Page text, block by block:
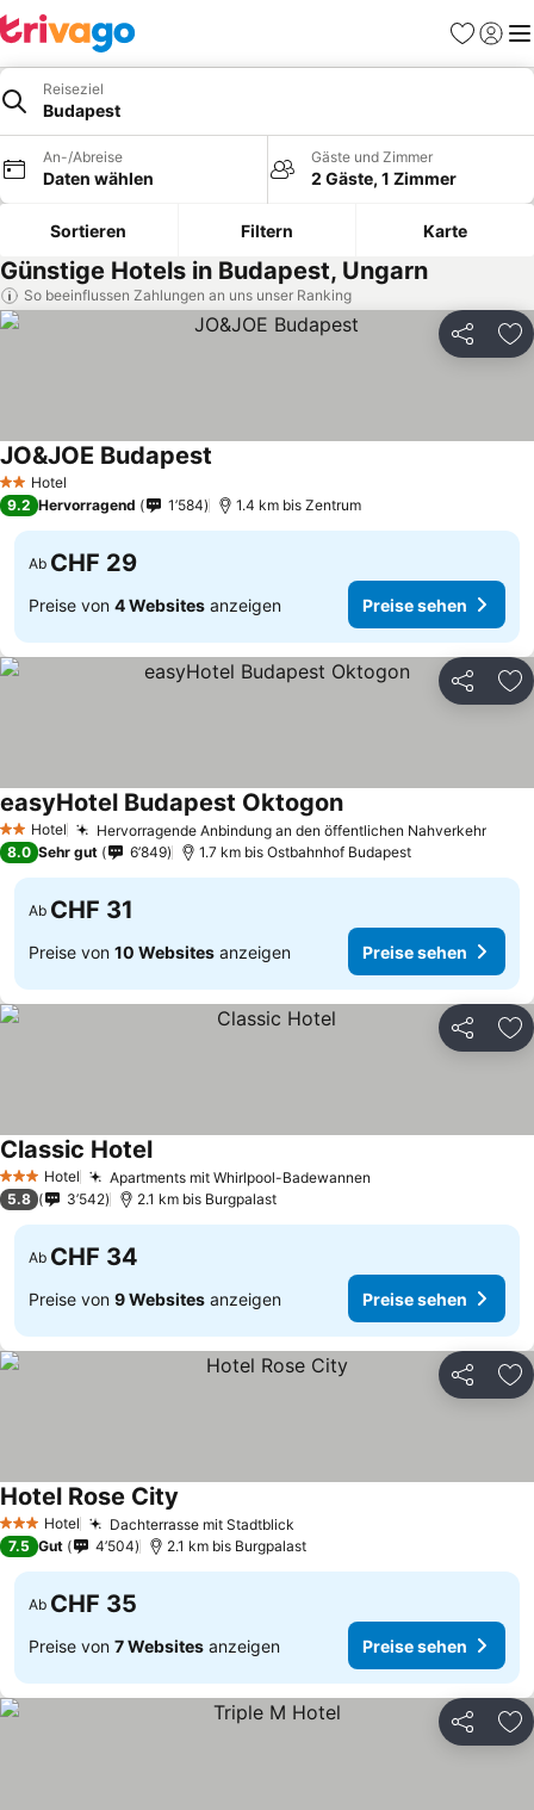
Favoriten
Reiseziel
Budapest
An-/Abreise
Daten wählen
Gäste und Zimmer
2 Gäste, 1 Zimmer
Sortieren Filtern Karte
Günstige Hotels in Budapest, Ungarn
So beeinflussen Zahlungen an uns unser Ranking
Teilen
2 Sterne
Hotel
JO&JOE Budapest
9.2 Hervorragend 1’584 1.4 km bis Zentrum
Ab CHF 29
Preise von 4 Websites anzeigen Preise sehen
Teilen
2 Sterne
Hotel Hervorragende Anbindung an den öffentlichen Nahverkehr
easyHotel Budapest Oktogon
8.0 Sehr gut 6’849 1.7 km bis Ostbahnhof Budapest
Ab CHF 31
Preise von 10 Websites anzeigen Preise sehen
Teilen
3 SterneHotel Apartments mit Whirlpool-Badewannen
Classic Hotel
5.8 3’542 2.1 km bis Burgpalast
Ab CHF 34
Preise von 9 Websites anzeigen Preise sehen
Teilen
3 SterneHotel Dachterrasse mit Stadtblick
Hotel Rose City
7.5 Gut 4’504 2.1 km bis Burgpalast
Ab CHF 35
Preise von 7 Websites anzeigen Preise sehen
Teilen